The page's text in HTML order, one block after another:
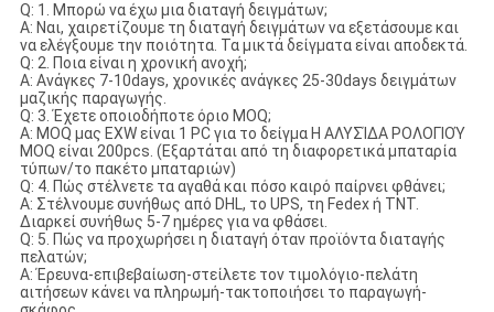
Q: 1. Μπορώ να έχω μια διαταγή δειγμάτων;
Α: Ναι, χαιρετίζουμε τη διαταγή δειγμάτων να εξετάσουμε και
να ελέγξουμε την ποιότητα. Τα μικτά δείγματα είναι αποδεκτά.
Q: 2. Ποια είναι η χρονική ανοχή;
Α: Ανάγκες 7-10days, χρονικές ανάγκες 25-30days δειγμάτων
μαζικής παραγωγής.
Q: 3. Έχετε οποιοδήποτε όριο MOQ;
Α: MOQ μας EXW είναι 1 PC για το δείγμα Η ΑΛΥΣΊΔΑ ΡΟΛΟΓΙΟΎ
MOQ είναι 200pcs. (Εξαρτάται από τη διαφορετικά μπαταρία
τύπων/το πακέτο μπαταριών)
Q: 4. Πώς στέλνετε τα αγαθά και πόσο καιρό παίρνει φθάνει;
Α: Στέλνουμε συνήθως από DHL, το UPS, τη Fedex ή TNT.
Διαρκεί συνήθως 5-7 ημέρες για να φθάσει.
Q: 5. Πώς να προχωρήσει η διαταγή όταν προϊόντα διαταγής
πελατών;
Α: Έρευνα-επιβεβαίωση-στείλετε τον τιμολόγιο-πελάτη
αιτήσεων κάνει να πληρωμή-τακτοποιήσει το παραγωγή-